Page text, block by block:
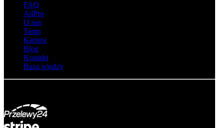
FAQ
AdPro
O nas
Team
Kariera
Blog
Kontakt
Baza wiedzy